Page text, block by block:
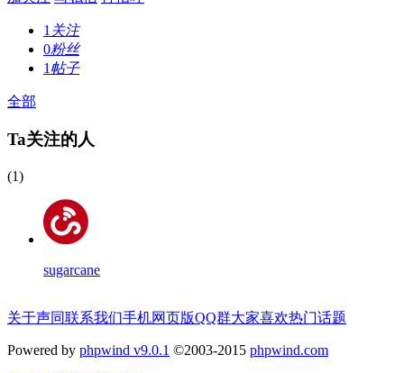
1 关注
0粉丝
1 帖子
全部
Ta关注的人
(1)
sugarcane
关于声同联系我们手机网页版QQ群大家喜欢热门话题
Powered by phpwind v9.0.1 ©2003-2015 phpwind.com